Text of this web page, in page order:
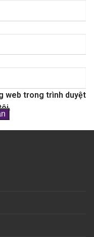
web trong trình duyệt